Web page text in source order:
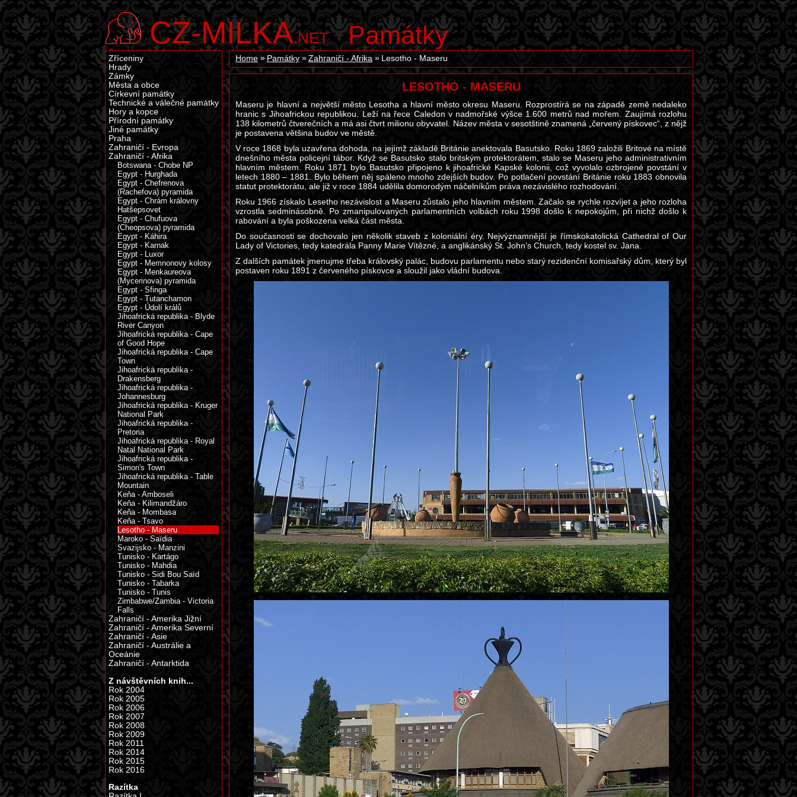
CZ-MILKA.NET Památky
Home Památky Zahraničí - Afrika Lesotho - Maseru
LESOTHO - MASERU
Maseru je hlavní a největší město Lesotha a hlavní město okresu Maseru. Rozprostírá se na západě země nedaleko
hranic s Jihoafrickou republikou. Leží na řece Caledon v nadmořské výšce 1.600 metrů nad mořem. Zaujímá rozlohu
138 kilometrů čtverečních a má asi čtvrt milionu obyvatel. Název města v sesotštině znamená „červený pískovec“, z nějž
je postavena většina budov ve městě.
V roce 1868 byla uzavřena dohoda, na jejímž základě Británie anektovala Basutsko. Roku 1869 založili Britové na místě
dnešního města policejní tábor. Když se Basutsko stalo britským protektorátem, stalo se Maseru jeho administrativním
hlavním městem. Roku 1871 bylo Basutsko připojeno k jihoafrické Kapské kolonii, což vyvolalo ozbrojené povstání v
letech 1880 – 1881. Bylo během něj spáleno mnoho zdejších budov. Po potlačení povstání Británie roku 1883 obnovila
statut protektorátu, ale již v roce 1884 udělila domorodým náčelníkům práva nezávislého rozhodování.
Roku 1966 získalo Lesetho nezávislost a Maseru zůstalo jeho hlavním městem. Začalo se rychle rozvíjet a jeho rozloha
vzrostla sedminásobně. Po zmanipulovaných parlamentních volbách roku 1998 došlo k nepokojům, při nichž došlo k
rabování a byla poškozena velká část města.
Do současnosti se dochovalo jen několik staveb z koloniální éry. Nejvýznamnější je římskokatolická Cathedral of Our
Lady of Victories, tedy katedrála Panny Marie Vítězné, a anglikánský St. John’s Church, tedy kostel sv. Jana.
Z dalších památek jmenujme třeba královský palác, budovu parlamentu nebo starý rezidenční komisařský dům, který byl
postaven roku 1891 z červeného pískovce a sloužil jako vládní budova.
Zříceniny
Hrady
Zámky
Města a obce
Církevní památky
Technické a válečné památky
Hory a kopce
Přírodní památky
Jiné památky
Praha
Zahraničí - Evropa
Zahraničí - Afrika
Botswana - Chobe NP
Egypt - Hurghada
Egypt - Chefrenova
(Rachefova) pyramida
Egypt - Chrám královny
Hatšepsovet
Egypt - Chufuova
(Cheopsova) pyramida
Egypt - Káhira
Egypt - Karnak
Egypt - Luxor
Egypt - Memnonovy kolosy
Egypt - Menkaureova
(Mycerinova) pyramida
Egypt - Sfinga
Egypt - Tutanchamon
Egypt - Údolí králů
Jihoafrická republika - Blyde
River Canyon
Jihoafrická republika - Cape
of Good Hope
Jihoafrická republika - Cape
Town
Jihoafrická republika -
Drakensberg
Jihoafrická republika -
Johannesburg
Jihoafrická republika - Kruger
National Park
Jihoafrická republika -
Pretoria
Jihoafrická republika - Royal
Natal National Park
Jihoafrická republika -
Simon's Town
Jihoafrická republika - Table
Mountain
Keňa - Amboseli
Keňa - Kilimandžáro
Keňa - Mombasa
Keňa - Tsavo
Lesotho - Maseru
Maroko - Saïdia
Svazijsko - Manzini
Tunisko - Kartágo
Tunisko - Mahdia
Tunisko - Sidi Bou Saïd
Tunisko - Tabarka
Tunisko - Tunis
Zimbabwe/Zambia - Victoria
Falls
Zahraničí - Amerika Jižní
Zahraničí - Amerika Severní
Zahraničí - Asie
Zahraničí - Austrálie a
Oceánie
Zahraničí - Antarktida
Z návštěvních knih...
Rok 2004
Rok 2005
Rok 2006
Rok 2007
Rok 2008
Rok 2009
Rok 2011
Rok 2014
Rok 2015
Rok 2016
Razítka